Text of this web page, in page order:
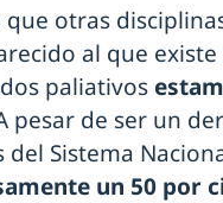
otras
al que existe
paliativos
pesar de ser un
Sistema
un 50 por